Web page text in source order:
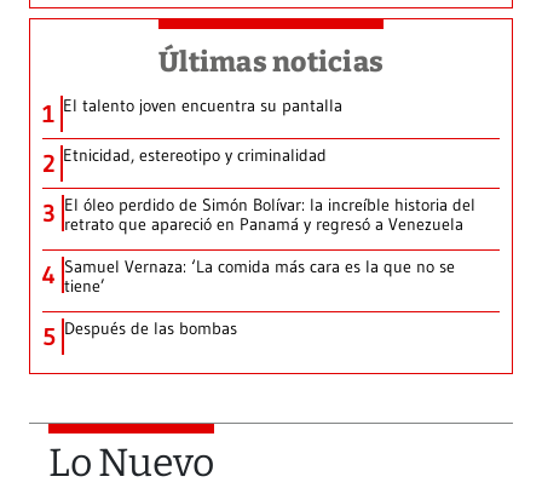
Últimas noticias
1 El talento joven encuentra su pantalla​
2 Etnicidad, estereotipo y criminalidad
3 El óleo perdido de Simón Bolívar: la increíble historia del
retrato que apareció en Panamá y regresó a Venezuela
4 Samuel Vernaza: ‘La comida más cara es la que no se
tiene’
5 Después de las bombas
Lo Nuevo